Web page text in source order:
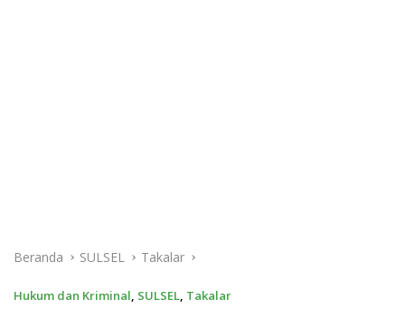
Beranda SULSEL Takalar
Hukum dan Kriminal, SULSEL, Takalar